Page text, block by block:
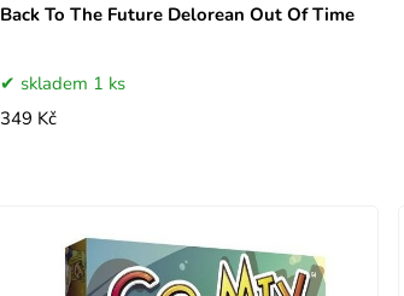
Back To The Future Delorean Out Of Time
skladem 1 ks
349 Kč